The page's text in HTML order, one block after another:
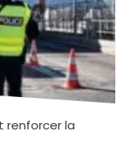
renforcer la